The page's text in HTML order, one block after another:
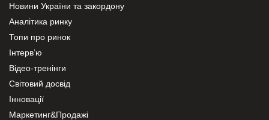
Новини України та закордону
Аналітика ринку
Топи про ринок
Інтерв’ю
Відео-тренінги
Світовий досвід
Інновації
Маркетинг&Продажі